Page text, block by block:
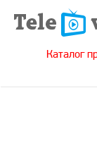
Каталог